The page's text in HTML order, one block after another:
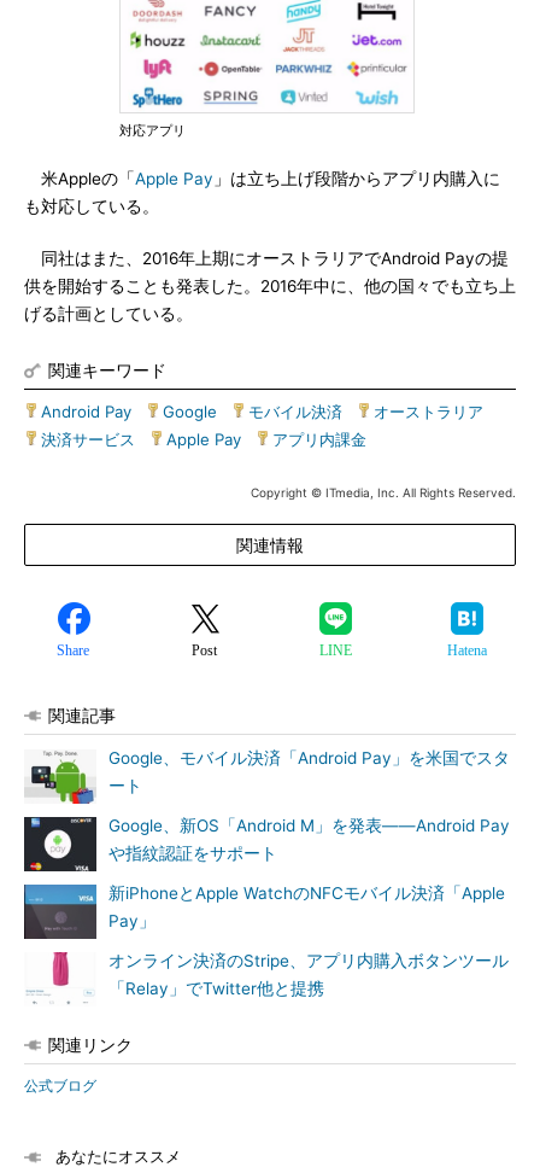
対応アプリ
米Appleの「Apple Pay 」は立ち上げ段階からアプリ内購入に
も対応している。
同社はまた、2016年上期にオーストラリアでAndroid Payの提
供を開始することも発表した。2016年中に、他の国々でも立ち上
げる計画としている。
関連キーワード
Android Pay Google モバイル決済 オーストラリア
決済サービス
Apple Pay アプリ内課金
Copyright © ITmedia, Inc. All Rights Reserved.
関連情報
Share Post LINE Hatena
関連記事
Google、モバイル決済「Android Pay」を米国でスタ
ート
Google、新OS「Android M」を発表――Android Pay
や指紋認証をサポート
新iPhoneとApple WatchのNFCモバイル決済「Apple
Pay」
オンライン決済のStripe、アプリ内購入ボタンツール
「Relay」でTwitter他と提携
関連リンク
公式ブログ
あなたにオススメ